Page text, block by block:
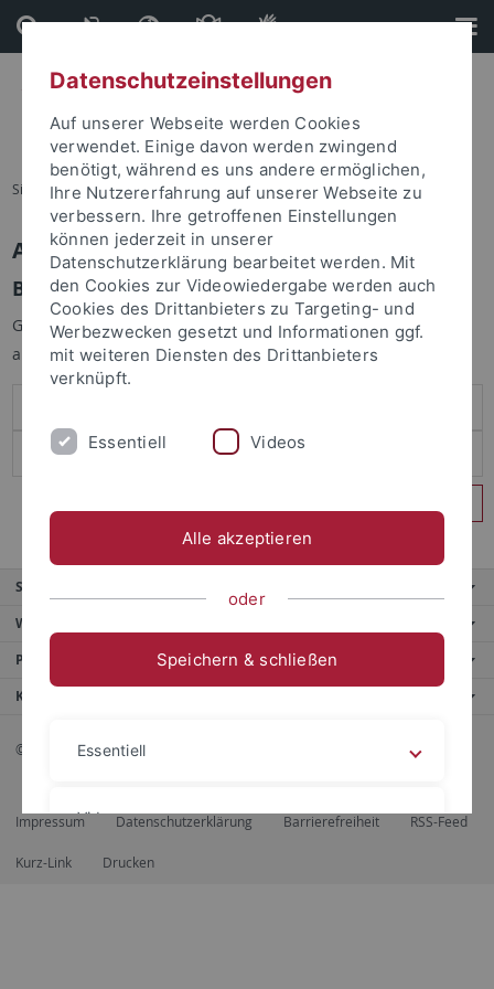
Direkt
zum
Inhalt
Direkt
zur
Fußleiste
Sie sind hier: Startseite
Anmelden
Benutzeranmeldung
Geben Sie Ihren Benutzernamen und Ihr Passwort an um sich
anzumelden:
Service
Weitere Angebote
Portale
Kontaktinfo
© 2026 Eberhard Karls Universität Tübingen, Tübingen
Impressum Datenschutzerklärung Barrierefreiheit RSS-Feed
Kurz-Link Drucken
Datenschutzeinstellungen
Auf unserer Webseite werden Cookies
verwendet. Einige davon werden zwingend
benötigt, während es uns andere ermöglichen,
Ihre Nutzererfahrung auf unserer Webseite zu
verbessern. Ihre getroffenen Einstellungen
können jederzeit in unserer
Datenschutzerklärung bearbeitet werden. Mit
den Cookies zur Videowiedergabe werden auch
Cookies des Drittanbieters zu Targeting- und
Werbezwecken gesetzt und Informationen ggf.
mit weiteren Diensten des Drittanbieters
verknüpft.
Essentiell Videos
Alle akzeptieren
oder
Speichern & schließen
Essentiell
Videos